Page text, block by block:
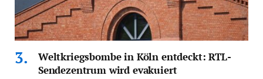
Weltkriegsbombe in Köln entdeckt: RTL-
Sendezentrum wird evakuiert